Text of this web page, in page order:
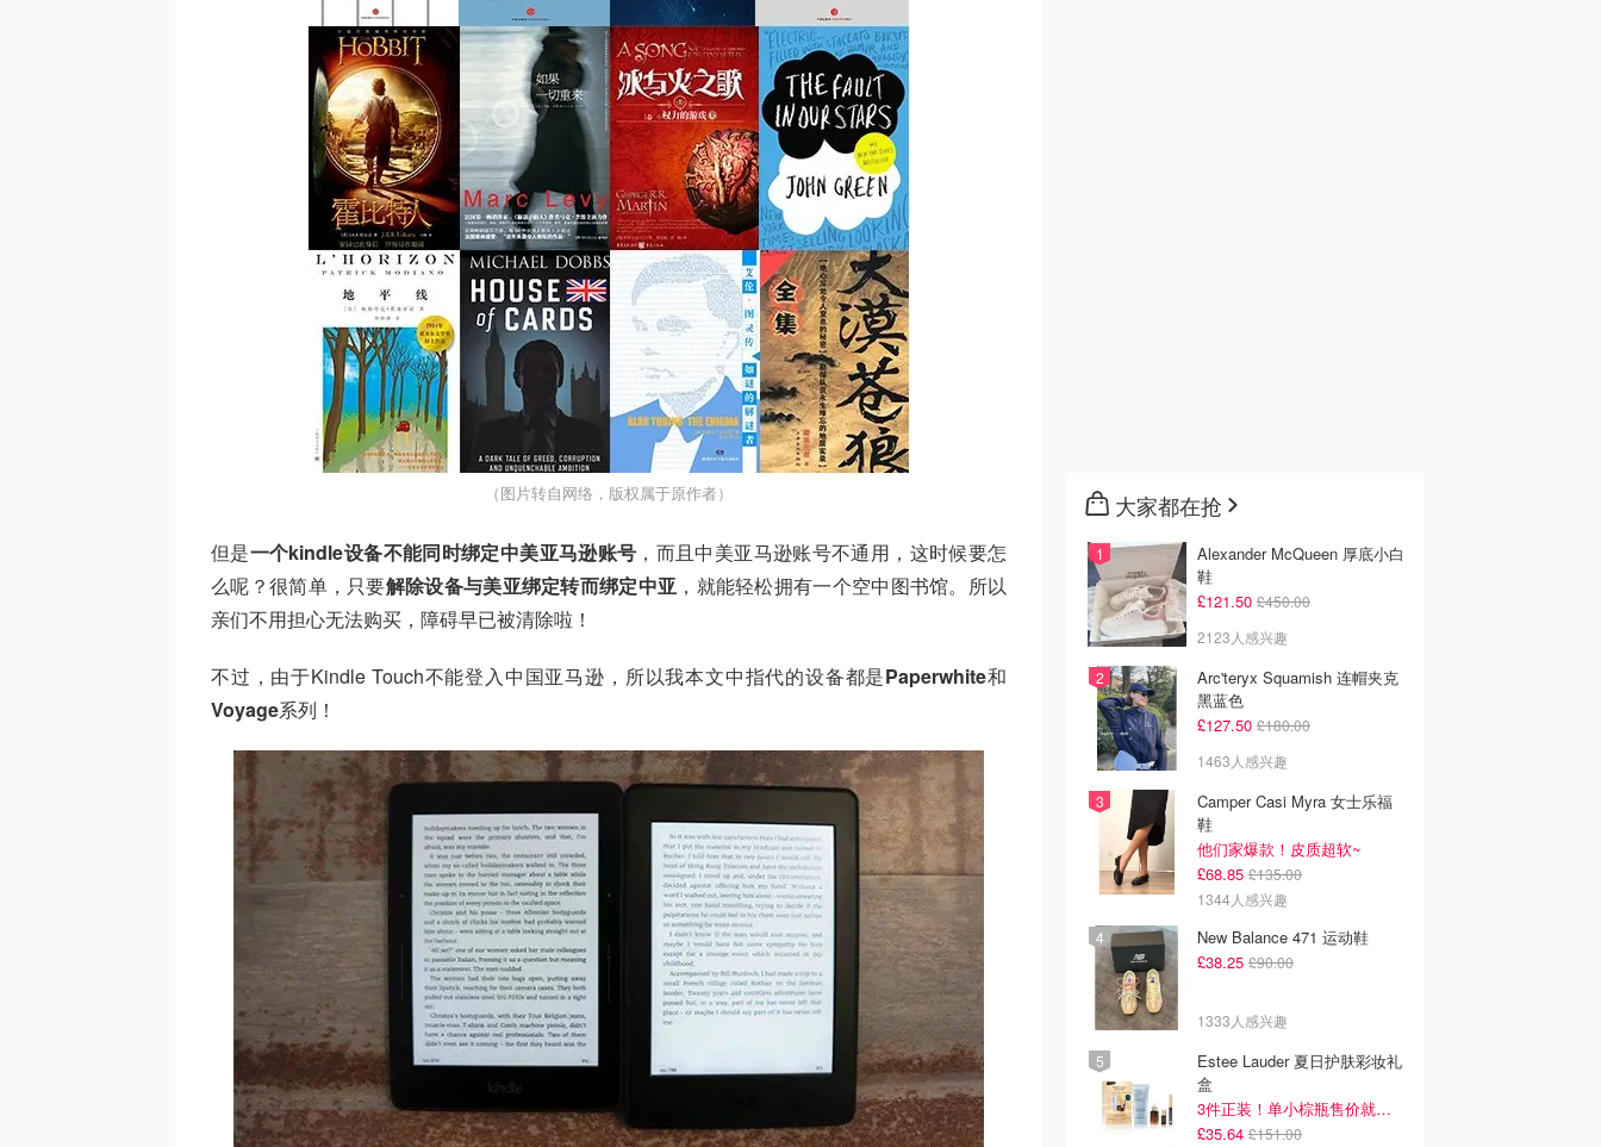
（图片转自网络，版权属于原作者）
但是一个kindle设备不能同时绑定中美亚马逊账号 ，而且中美亚马逊账号不通用，这时候要怎
么呢？很简单，只要解除设备与美亚绑定转而绑定中亚 ，就能轻松拥有一个空中图书馆。所以
亲们不用担心无法购买，障碍早已被清除啦！
不过，由于Kindle Touch不能登入中国亚马逊，所以我本文中指代的设备都是Paperwhite和
Voyage系列！
大家都在抢
Alexander McQueen 厚底小白
鞋
£121.50 £450.00
2123人感兴趣
Arc'teryx Squamish 连帽夹克
黑蓝色
£127.50 £180.00
1463人感兴趣
Camper Casi Myra 女士乐福
鞋
他们家爆款！皮质超软~
£68.85 £135.00
1344人感兴趣
New Balance 471 运动鞋
£38.25 £90.00
1333人感兴趣
Estee Lauder 夏日护肤彩妆礼
盒
3件正装！单小棕瓶售价就要£65！
£35.64 £151.00